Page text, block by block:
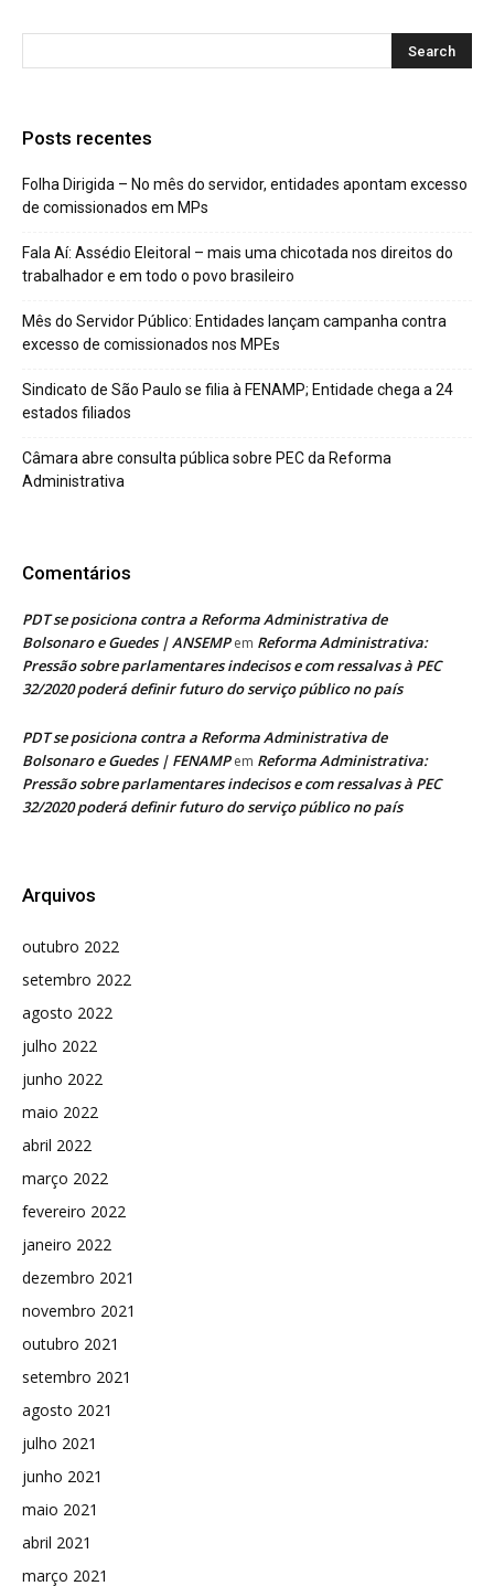
Posts recentes
Folha Dirigida – No mês do servidor, entidades apontam excesso
de comissionados em MPs
Fala Aí: Assédio Eleitoral – mais uma chicotada nos direitos do
trabalhador e em todo o povo brasileiro
Mês do Servidor Público: Entidades lançam campanha contra
excesso de comissionados nos MPEs
Sindicato de São Paulo se filia à FENAMP; Entidade chega a 24
estados filiados
Câmara abre consulta pública sobre PEC da Reforma
Administrativa
Comentários
PDT se posiciona contra a Reforma Administrativa de
Bolsonaro e Guedes | ANSEMPem Reforma Administrativa:
Pressão sobre parlamentares indecisos e com ressalvas à PEC
32/2020 poderá definir futuro do serviço público no país
PDT se posiciona contra a Reforma Administrativa de
Bolsonaro e Guedes | FENAMPem Reforma Administrativa:
Pressão sobre parlamentares indecisos e com ressalvas à PEC
32/2020 poderá definir futuro do serviço público no país
Arquivos
outubro 2022
setembro 2022
agosto 2022
julho 2022
junho 2022
maio 2022
abril 2022
março 2022
fevereiro 2022
janeiro 2022
dezembro 2021
novembro 2021
outubro 2021
setembro 2021
agosto 2021
julho 2021
junho 2021
maio 2021
abril 2021
março 2021